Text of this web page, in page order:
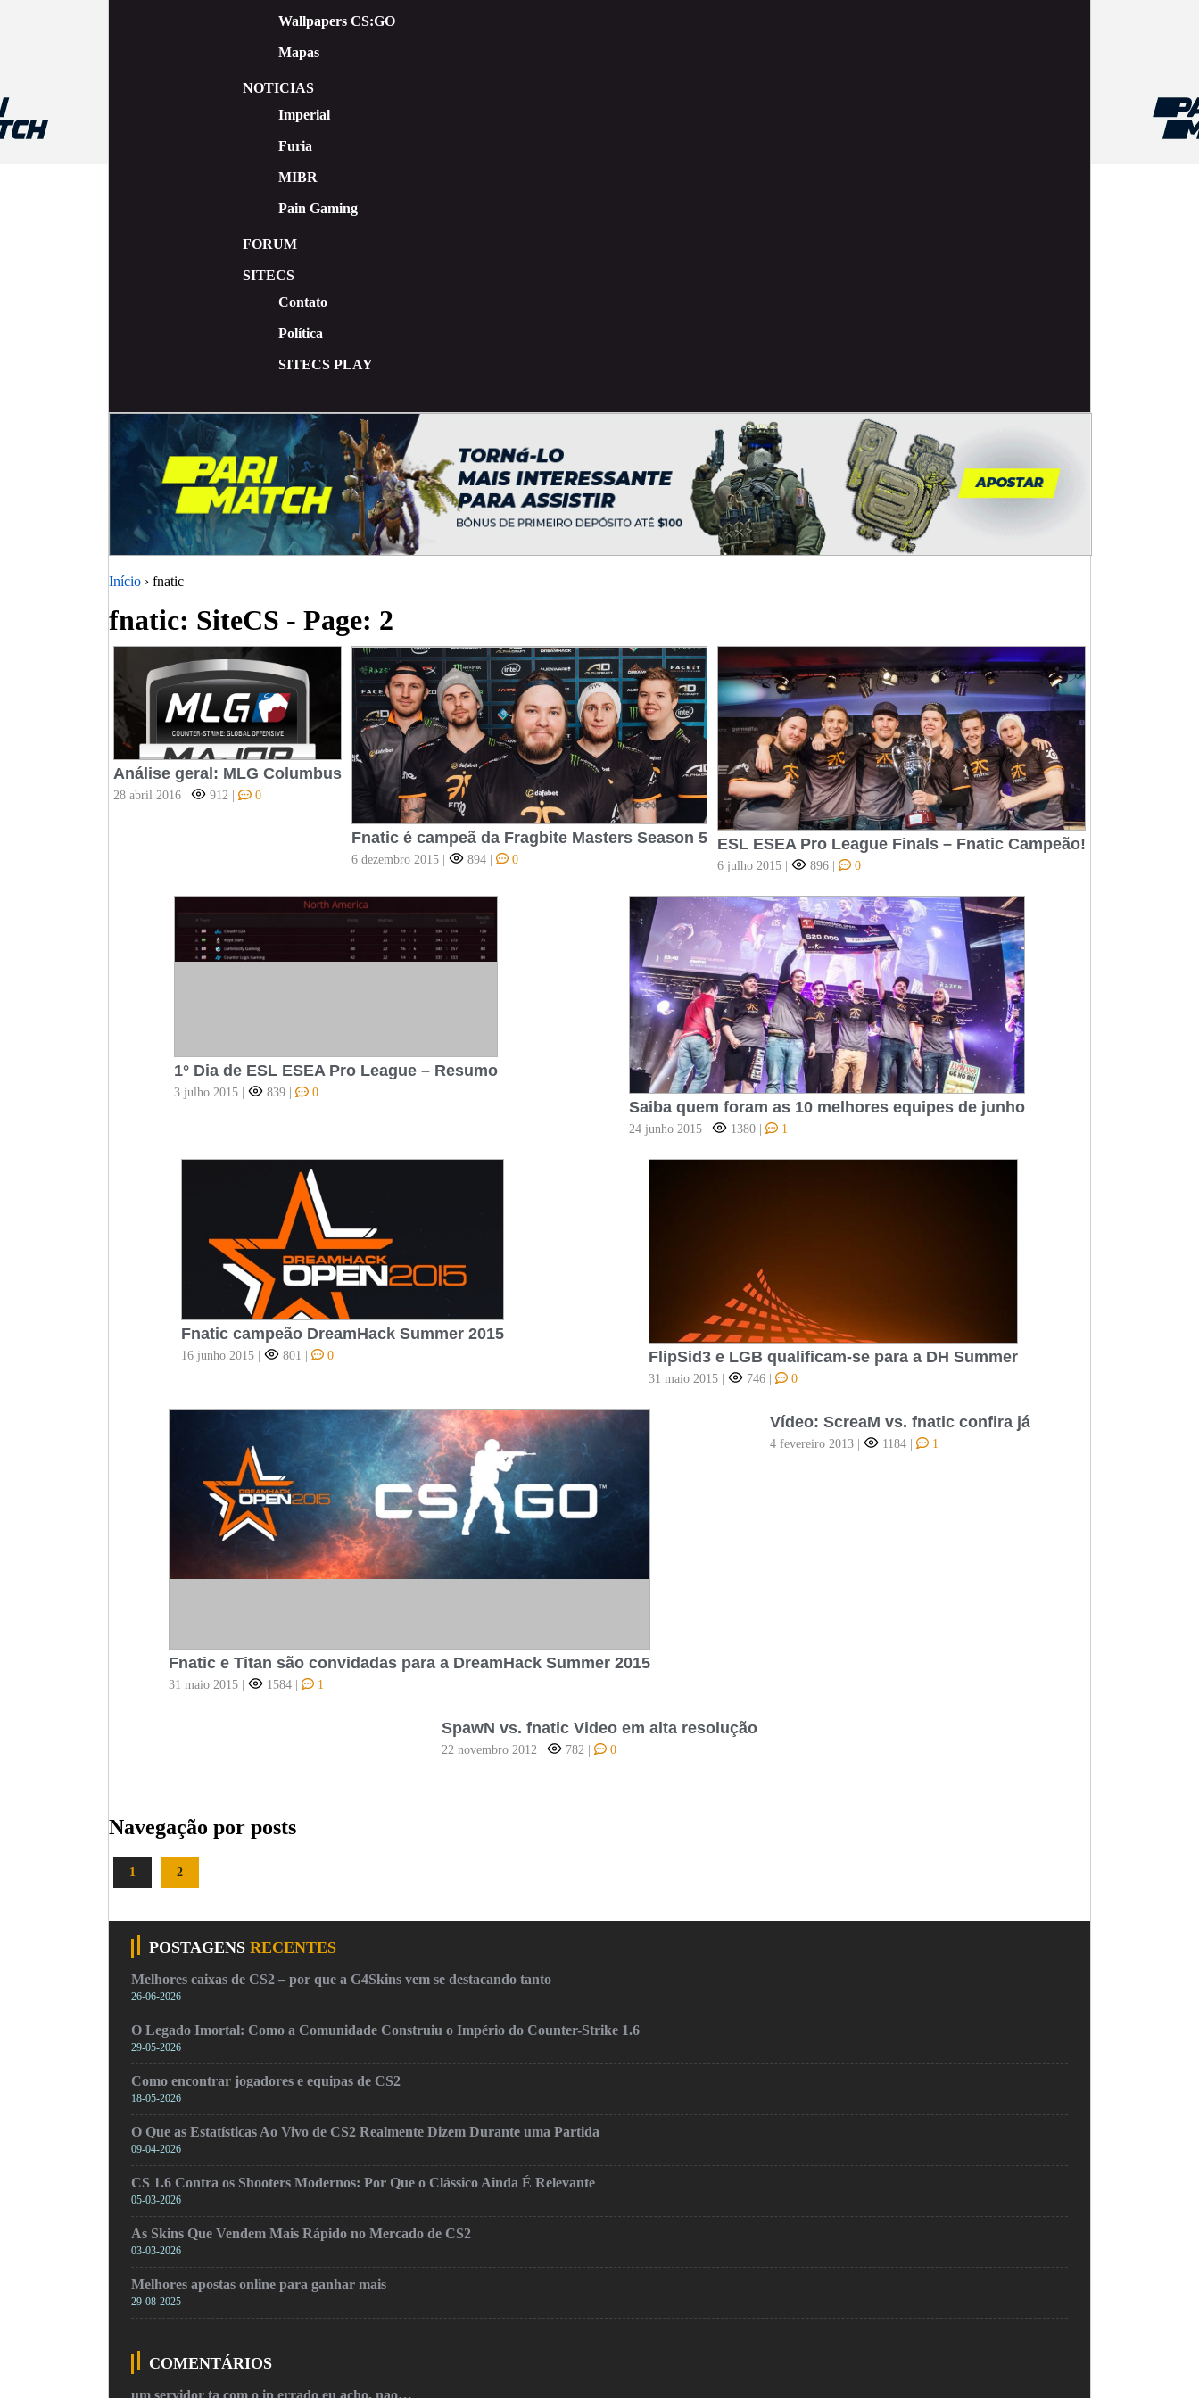
Wallpapers CS:GO
Mapas
NOTICIAS
Imperial
Furia
MIBR
Pain Gaming
FORUM
SITECS
Contato
Política
SITECS PLAY
Início › fnatic
fnatic: SiteCS - Page: 2
Análise geral: MLG Columbus
28 abril 2016 | 912 | 0
Fnatic é campeã da Fragbite Masters Season 5
6 dezembro 2015| 894 | 0
ESL ESEA Pro League Finals – Fnatic Campeão!
6 julho 2015| 896 | 0
1° Dia de ESL ESEA Pro League – Resumo
3 julho 2015 | 839 | 0
Saiba quem foram as 10 melhores equipes de junho
24 junho 2015| 1380 | 1
Fnatic campeão DreamHack Summer 2015
16 junho 2015 | 801 | 0 FlipSid3 e LGB qualificam-se para a DH Summer
31 maio 2015 | 746 | 0
Fnatic e Titan são convidadas para a DreamHack Summer 2015
31 maio 2015 | 1584 | 1
Vídeo: ScreaM vs. fnatic confira já
4 fevereiro 2013 | 1184 | 1
SpawN vs. fnatic Video em alta resolução
22 novembro 2012 | 782 | 0
Navegação por posts
1 2
POSTAGENS RECENTES
Melhores caixas de CS2 – por que a G4Skins vem se destacando tanto
26-06-2026
O Legado Imortal: Como a Comunidade Construiu o Império do Counter-Strike 1.6
29-05-2026
Como encontrar jogadores e equipas de CS2
18-05-2026
O Que as Estatísticas Ao Vivo de CS2 Realmente Dizem Durante uma Partida
09-04-2026
CS 1.6 Contra os Shooters Modernos: Por Que o Clássico Ainda É Relevante
05-03-2026
As Skins Que Vendem Mais Rápido no Mercado de CS2
03-03-2026
Melhores apostas online para ganhar mais
29-08-2025
COMENTÁRIOS
um servidor ta com o ip errado eu acho, nao…